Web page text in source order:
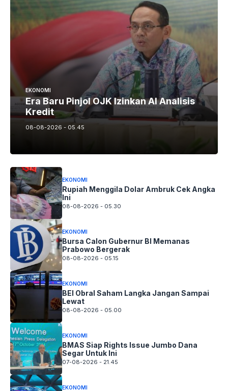
EKONOMI
Era Baru Pinjol OJK Izinkan AI Analisis
Kredit
08-08-2026 - 05.45
EKONOMI
Rupiah Menggila Dolar Ambruk Cek Angka
Ini
08-08-2026 - 05.30
EKONOMI
Bursa Calon Gubernur BI Memanas
Prabowo Bergerak
08-08-2026 - 05.15
EKONOMI
BEI Obral Saham Langka Jangan Sampai
Lewat
08-08-2026 - 05.00
EKONOMI
BMAS Siap Rights Issue Jumbo Dana
Segar Untuk Ini
07-08-2026 - 21.45
EKONOMI